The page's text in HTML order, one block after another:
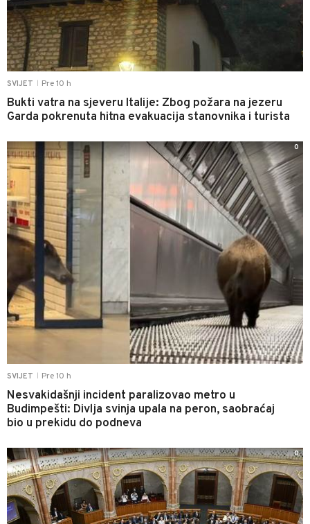
SVIJET Pre 10 h
Bukti vatra na sjeveru Italije: Zbog požara na jezeru
Garda pokrenuta hitna evakuacija stanovnika i turista
SVIJET Pre 10 h
Nesvakidašnji incident paralizovao metro u
Budimpešti: Divlja svinja upala na peron, saobraćaj
bio u prekidu do podneva
0
0